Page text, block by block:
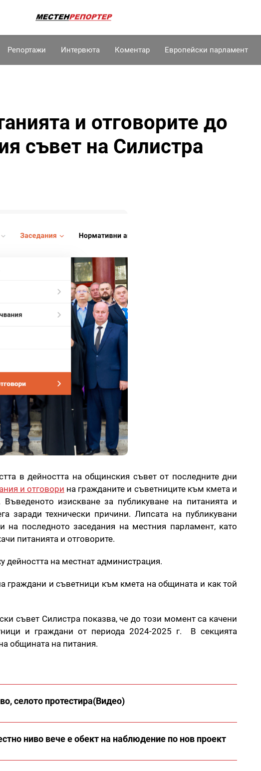
Репортажи Интервюта Коментар Европейски парламент
и отговорите до
съвет на Силистра
в дейността на общинския съвет от последните дни
и отговори на гражданите и съветниците към кмета и
изискване за публикуване на питанията и
заради технически причини. Липсата на публикувани
последното заседания на местния парламент, като
питанията и отговорите.
дейността на местнат администрация.
и съветници към кмета на общината и как той
съвет Силистра показва, че до този момент са качени
и граждани от периода 2024-2025 г. В секцията
общината на питания.
селото протестира(Видео)
ниво вече е обект на наблюдение по нов проект